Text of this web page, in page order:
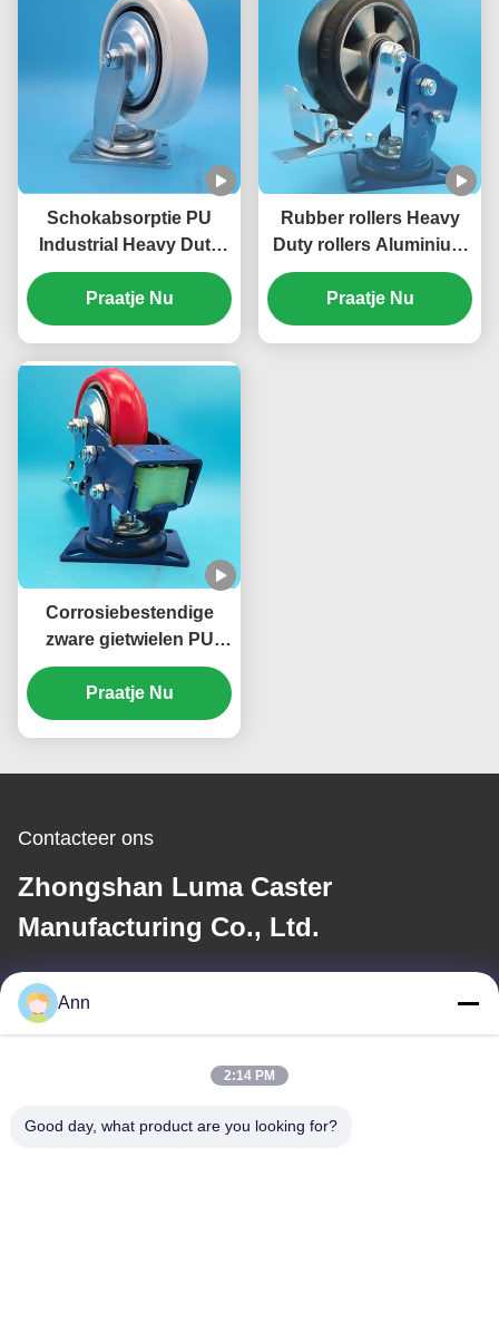
kantoorapparatuur
Schokabsorptie PU
Industrial Heavy Duty
Casters Singel 5"
Castors Totaal Braking
Side Brake Swivel
Praatje Nu
Rubber rollers Heavy
Duty rollers Aluminium
Core 8 "Roller rollers
Braking Rigid Swivel
Office Home Divans
Praatje Nu
Corrosiebestendige
zware gietwielen PU
enkel 6" rem stijve
zwenkveerbelaste
poortwiel
Praatje Nu
Contacteer ons
Zhongshan Luma Caster
Manufacturing Co., Ltd.
E-mail
ann@industrialwheelcasters.com
Ons adres
Ann
2:14 PM
Good day, what product are you looking for?